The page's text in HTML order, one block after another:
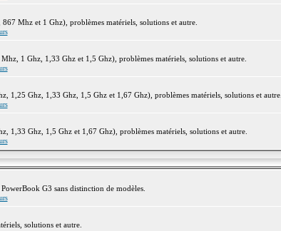
Mhz et 1 Ghz), problèmes matériels, solutions et autre.
1 Ghz, 1,33 Ghz et 1,5 Ghz), problèmes matériels, solutions et autre.
1,25 Ghz, 1,33 Ghz, 1,5 Ghz et 1,67 Ghz), problèmes matériels, solutions et autre.
1,33 Ghz, 1,5 Ghz et 1,67 Ghz), problèmes matériels, solutions et autre.
G3 sans distinction de modèles.
solutions et autre.